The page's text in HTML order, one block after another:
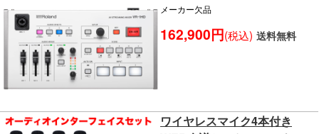
メーカー欠品
162,900円(税込) 送料無料
ワイヤレスマイク4本付き